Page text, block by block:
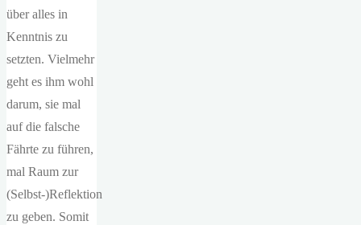
über alles in
Kenntnis zu
setzten. Vielmehr
geht es ihm wohl
darum, sie mal
auf die falsche
Fährte zu führen,
mal Raum zur
(Selbst-)Reflektion
zu geben. Somit